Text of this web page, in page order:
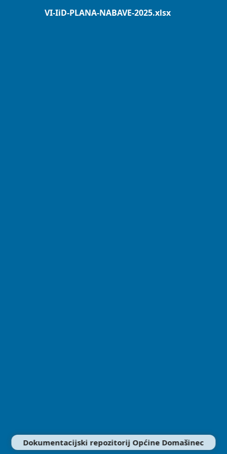
VI-IiD-PLANA-NABAVE-2025.xlsx
Dokumentacijski repozitorij Općine Domašinec